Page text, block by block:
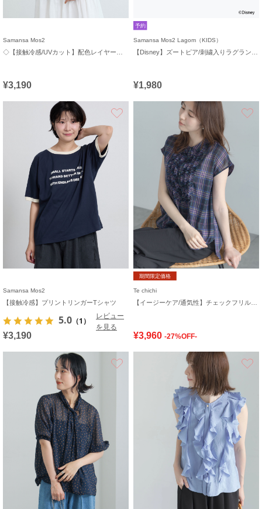
Samansa Mos2
¥3,190
予約
Samansa Mos2 Lagom（KIDS）
¥1,980
Samansa Mos2
【接触冷感】プリントリンガーTシャツ
5.0 （1）
レビュー
を見る
¥3,190
期間限定価格
Te chichi
¥3,960 -27%OFF-